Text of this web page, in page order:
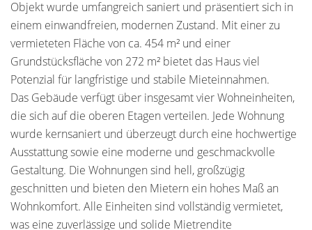
Objekt wurde umfangreich saniert und präsentiert sich in
einem einwandfreien, modernen Zustand. Mit einer zu
vermieteten Fläche von ca. 454 m² und einer
Grundstücksfläche von 272 m² bietet das Haus viel
Potenzial für langfristige und stabile Mieteinnahmen.
Das Gebäude verfügt über insgesamt vier Wohneinheiten,
die sich auf die oberen Etagen verteilen. Jede Wohnung
wurde kernsaniert und überzeugt durch eine hochwertige
Ausstattung sowie eine moderne und geschmackvolle
Gestaltung. Die Wohnungen sind hell, großzügig
geschnitten und bieten den Mietern ein hohes Maß an
Wohnkomfort. Alle Einheiten sind vollständig vermietet,
was eine zuverlässige und solide Mietrendite